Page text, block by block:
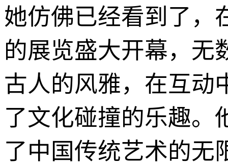
她仿佛已经看到了，
的展览盛大开幕，无
古人的风雅，在互动
了文化碰撞的乐趣。
了中国传统艺术的无